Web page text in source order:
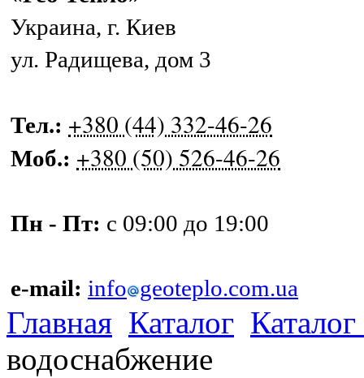
Украина, г. Киев
ул. Радищева, дом 3
Тел.: +380 (44) 332-46-26
Моб.: +380 (50) 526-46-26
Пн - Пт: с 09:00 до 19:00
e-mail: info geoteplo.com.ua
Главная Каталог
водоснабжение